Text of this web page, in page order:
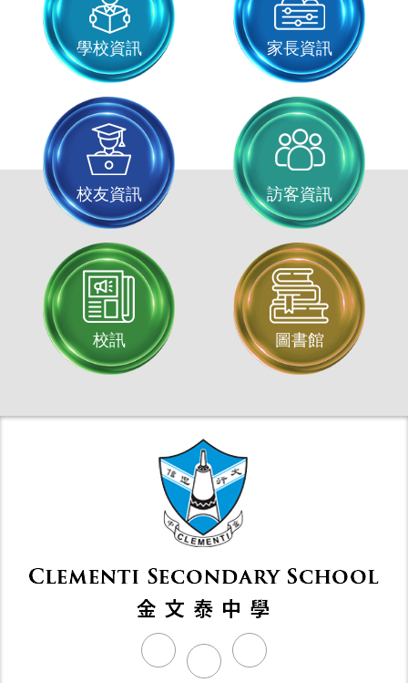
學校資訊 家長資訊
校友資訊 訪客資訊
校訊 圖書館